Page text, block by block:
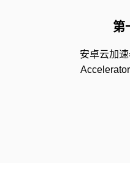
第
安卓云加